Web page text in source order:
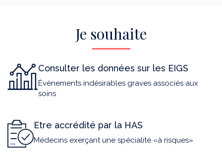
Je souhaite
Consulter les données sur les EIGS
Évènements indésirables graves associés aux
soins
Etre accrédité par la HAS
Médecins exerçant une spécialité «à risques»